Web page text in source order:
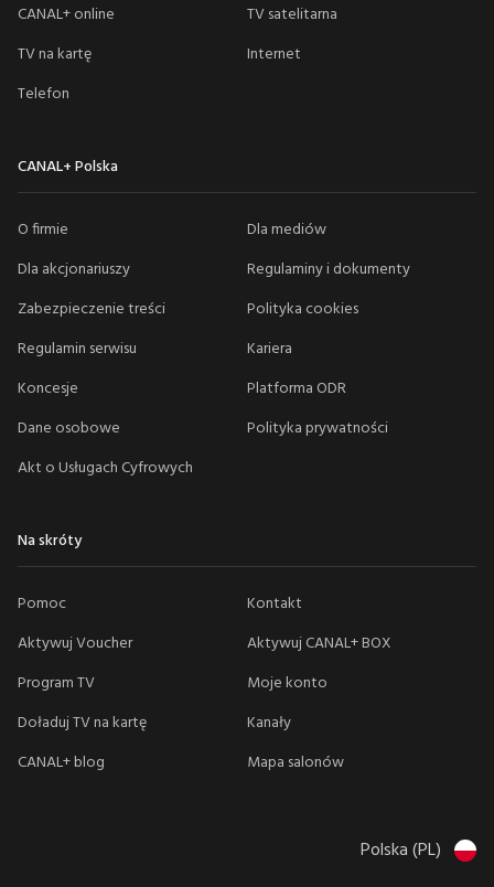
CANAL+ online
TV satelitarna
TV na kartę
Internet
Telefon
CANAL+ Polska
O firmie
Dla mediów
Dla akcjonariuszy
Regulaminy i dokumenty
Zabezpieczenie treści
Polityka cookies
Regulamin serwisu
Kariera
Koncesje
Platforma ODR
Dane osobowe
Polityka prywatności
Akt o Usługach Cyfrowych
Na skróty
Pomoc
Kontakt
Aktywuj Voucher
Aktywuj CANAL+ BOX
Program TV
Moje konto
Doładuj TV na kartę
Kanały
CANAL+ blog
Mapa salonów
Polska (PL)